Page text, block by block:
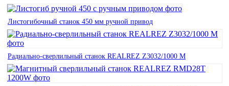
Листогибочный станок 450 мм ручной привод
Радиально-сверлильный станок REALREZ Z3032/1000 M